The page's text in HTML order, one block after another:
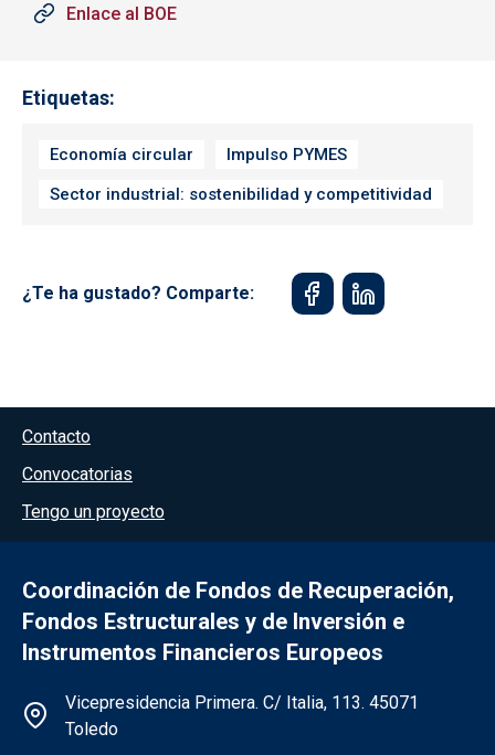
Enlace al BOE
Etiquetas
Economía circular
Impulso PYMES
Sector industrial: sostenibilidad y competitividad
¿Te ha gustado? Comparte:
Menú del pie
Contacto
Convocatorias
Tengo un proyecto
Coordinación de Fondos de Recuperación,
Fondos Estructurales y de Inversión e
Instrumentos Financieros Europeos
Información de la institución
Vicepresidencia Primera. C/ Italia, 113. 45071
Toledo